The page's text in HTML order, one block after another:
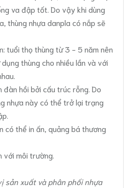
va đập tốt. Do vậy khi dùng
thùng nhựa danpla có nắp sẽ
tuổi thọ thùng từ 3 - 5 năm nên
thùng cho nhiều lần và với
hồi bởi cấu trúc rỗng. Do
nhựa này có thể trở lại trạng
có thể in ấn, quảng bá thương
với môi trường.
sản xuất và phân phối nhựa